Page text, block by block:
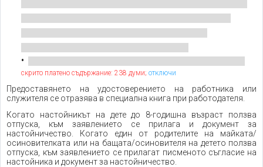
скрито платено съдържание: 238 думи; отключи
Предоставянето на удостоверението на работника или
служителя се отразява в специална книга при работодателя.
Когато настойникът на дете до 8-годишна възраст ползва
отпуска, към заявлението се прилага и документ за
настойничество. Когато един от родителите на майката/
осиновителката или на бащата/осиновителя на детето ползва
отпуска, към заявлението се прилагат писменото съгласие на
настойника и документ за настойничество.